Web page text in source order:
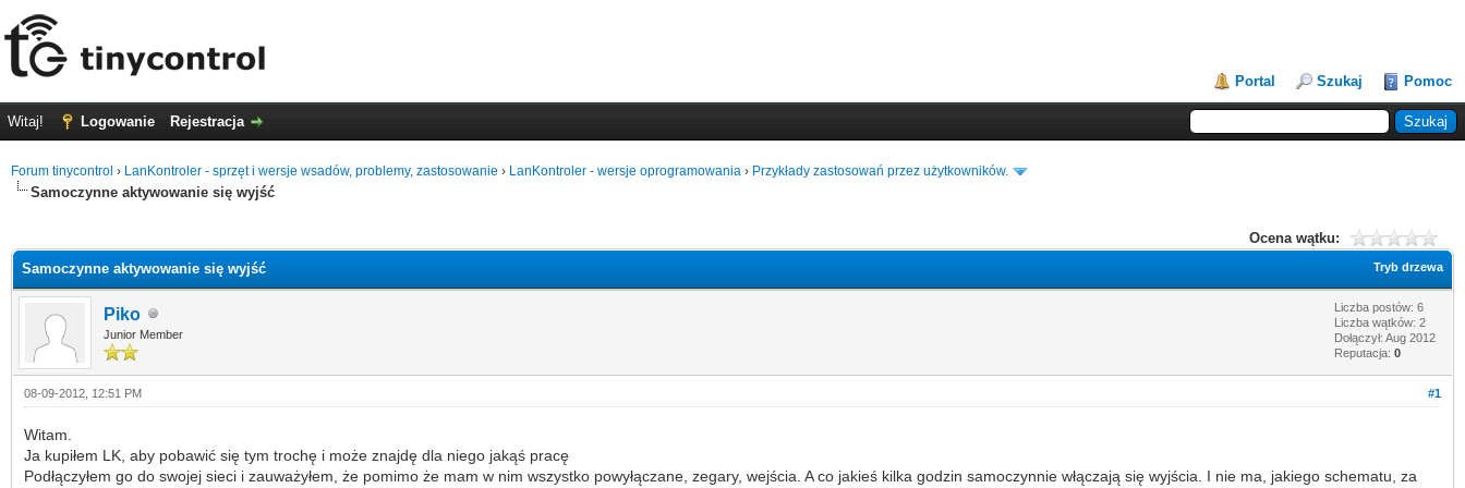
Portal Szukaj Pomoc
Witaj! Logowanie Rejestracja
Forum tinycontrol › LanKontroler - sprzęt i wersje wsadów, problemy, zastosowanie › LanKontroler - wersje oprogramowania › Przykłady zastosowań przez użytkowników.
Samoczynne aktywowanie się wyjść
Ocena wątku:
Tryb drzewa
Samoczynne aktywowanie się wyjść
Piko
Junior Member
Liczba postów: 6
Liczba wątków: 2
Dołączył: Aug 2012
Reputacja: 0
#1
08-09-2012, 12:51 PM
Witam.
Ja kupiłem LK, aby pobawić się tym trochę i może znajdę dla niego jakąś pracę
Podłączyłem go do swojej sieci i zauważyłem, że pomimo że mam w nim wszystko powyłączane, zegary, wejścia. A co jakieś kilka godzin samoczynnie włączają się wyjścia. I nie ma, jakiego schematu, za